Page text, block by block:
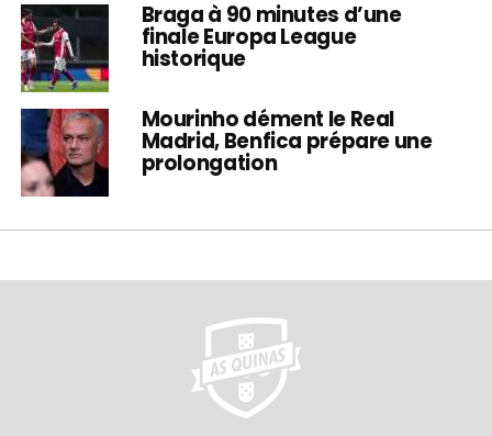
Braga à 90 minutes d’une
finale Europa League
historique
Mourinho dément le Real
Madrid, Benfica prépare une
prolongation